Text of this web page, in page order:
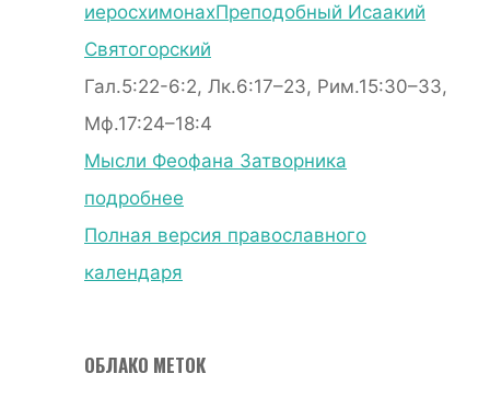
иеросхимонахПреподобный Исаакий
Святогорский
Гал.5:22-6:2, Лк.6:17–23, Рим.15:30–33,
Мф.17:24–18:4
Мысли Феофана Затворника
подробнее
Полная версия православного
календаря
ОБЛАКО МЕТОК